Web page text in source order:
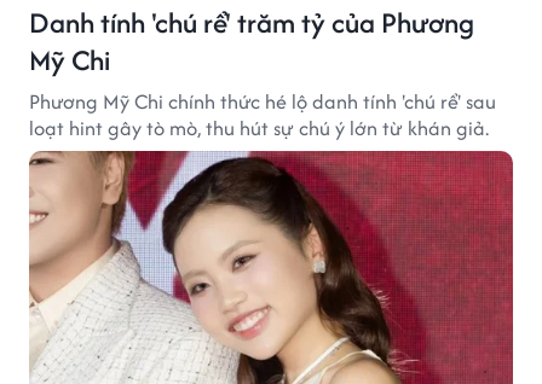
Danh tính 'chú rể' trăm tỷ của Phương
Mỹ Chi
Phương Mỹ Chi chính thức hé lộ danh tính 'chú rể' sau
loạt hint gây tò mò, thu hút sự chú ý lớn từ khán giả.